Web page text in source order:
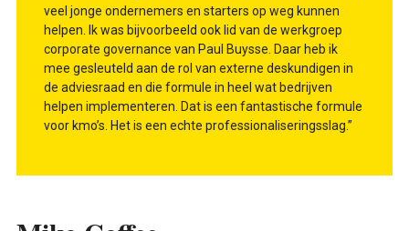
veel jonge ondernemers en starters op weg kunnen
helpen. Ik was bijvoorbeeld ook lid van de werkgroep
corporate governance van Paul Buysse. Daar heb ik
mee gesleuteld aan de rol van externe deskundigen in
de adviesraad en die formule in heel wat bedrijven
helpen implementeren. Dat is een fantastische formule
voor kmo’s. Het is een echte professionaliseringsslag.”